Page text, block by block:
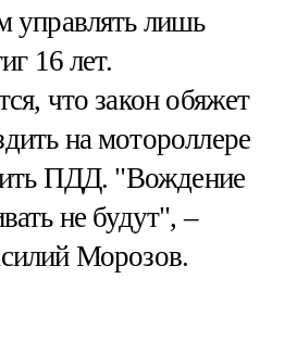
управлять лишь
16 лет.
что закон обяжет
на мотороллере
ПДД. "Вождение
не будут", –
Морозов.